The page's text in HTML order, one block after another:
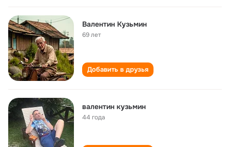
Валентин Кузьмин
69 лет
Добавить в друзья
валентин кузьмин
44 года